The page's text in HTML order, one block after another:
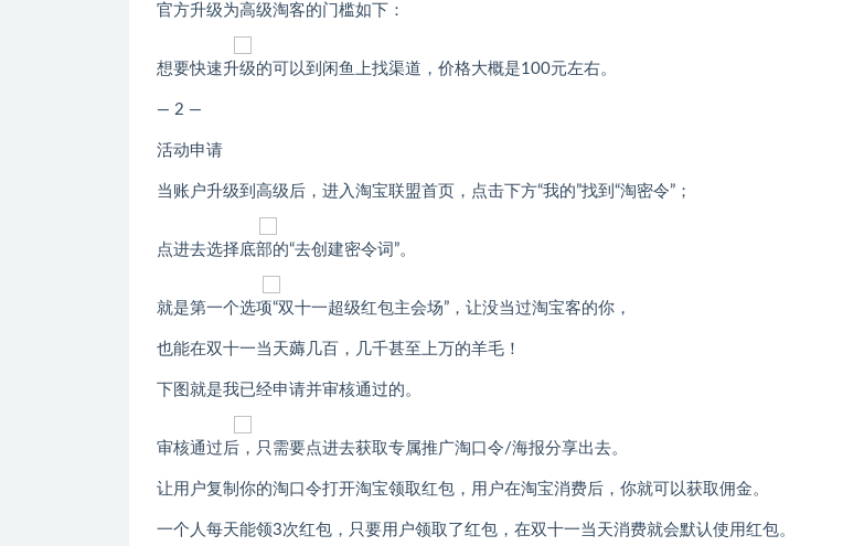
官方升级为高级淘客的门槛如下：
想要快速升级的可以到闲鱼上找渠道，价格大概是100元左右。
— 2 —
活动申请
当账户升级到高级后，进入淘宝联盟首页，点击下方“我的”找到“淘密令”；
点进去选择底部的“去创建密令词”。
就是第一个选项“双十一超级红包主会场”，让没当过淘宝客的你，
也能在双十一当天薅几百，几千甚至上万的羊毛！
下图就是我已经申请并审核通过的。
审核通过后，只需要点进去获取专属推广淘口令/海报分享出去。
让用户复制你的淘口令打开淘宝领取红包，用户在淘宝消费后，你就可以获取佣金。
一个人每天能领3次红包，只要用户领取了红包，在双十一当天消费就会默认使用红包。